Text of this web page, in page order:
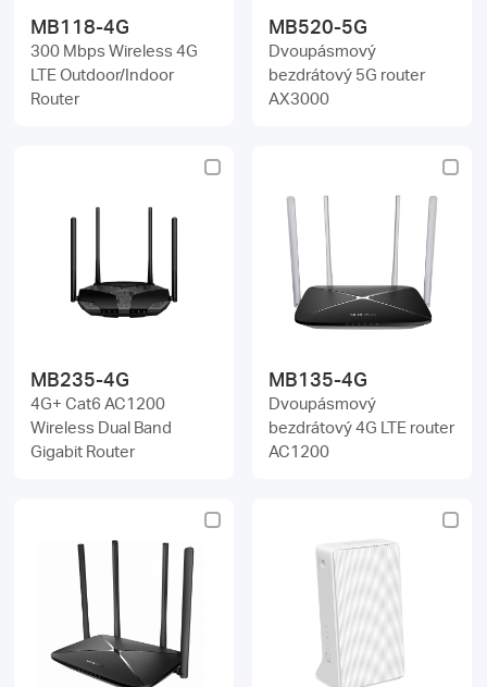
MB118-4G
300 Mbps Wireless 4G
LTE Outdoor/Indoor
Router
MB520-5G
Dvoupásmový
bezdrátový 5G router
AX3000
MB235-4G
4G+ Cat6 AC1200
Wireless Dual Band
Gigabit Router
MB135-4G
Dvoupásmový
bezdrátový 4G LTE router
AC1200